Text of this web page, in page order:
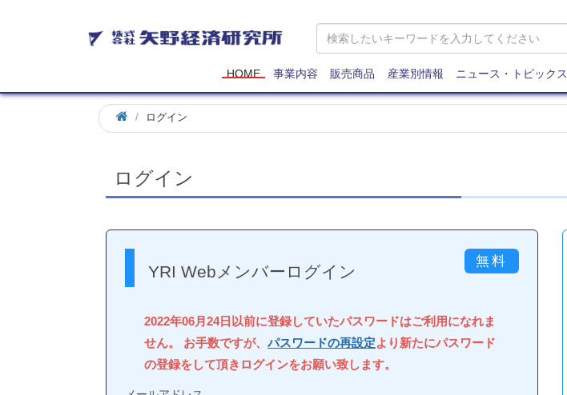
矢
野
研
究
所
HOME 事業内容 販売商品 産業別情報 ニュース・トピックス
ログイン
ログイン
YRI Webメンバーログイン
2022年06月24日以前に登録していたパスワードはご利用になれま
せん。 お手数ですが、 パスワードの再設定より新たにパスワード
の登録をして頂きログインをお願い致します。